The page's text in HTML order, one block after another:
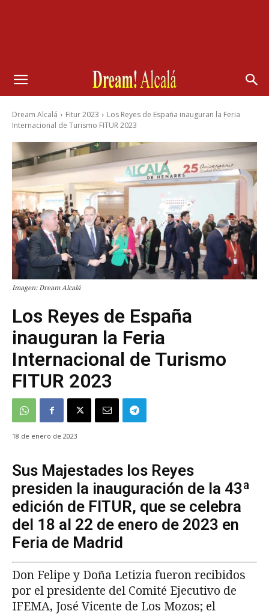
Dream Alcalá Fitur 2023
Los Reyes de España inauguran la Feria
Internacional de Turismo FITUR 2023
Imagen: Dream Alcalá
Los Reyes de España
inauguran la Feria
Internacional de Turismo
FITUR 2023
18 de enero de 2023
Sus Majestades los Reyes
presiden la inauguración de la 43ª
edición de FITUR, que se celebra
del 18 al 22 de enero de 2023 en
Feria de Madrid
Don Felipe y Doña Letizia fueron recibidos
por el presidente del Comité Ejecutivo de
IFEMA, José Vicente de Los Mozos; el